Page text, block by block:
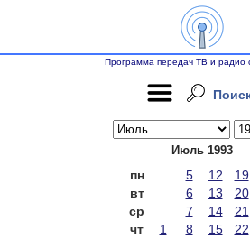
Программа передач ТВ и радио
Июль 1993
пн 5 12 19
вт
6 13 20
ср
7 14 21
чт
1 8 15 22